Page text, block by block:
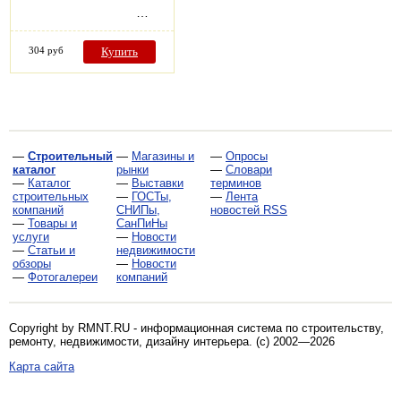
304 руб Купить
— Строительный
каталог
— Каталог
строительных
компаний
— Товары и
услуги
— Статьи и
обзоры
— Фотогалереи
— Магазины и
рынки
— Выставки
— ГОСТы,
СНИПы,
СанПиНы
— Новости
недвижимости
— Новости
компаний
— Опросы
— Словари
терминов
— Лента
новостей RSS
Copyright by RMNT.RU - информационная система по строительству,
ремонту, недвижимости, дизайну интерьера . (c) 2002—2026
Карта сайта